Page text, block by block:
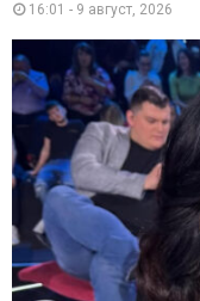
16:01 - 9 август, 2026